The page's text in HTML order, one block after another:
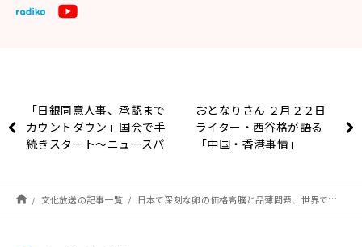
「日銀同意人事、承認まで
カウントダウン」国会で手
続きスタート～ニュースパ
記
おとなりさん ２月２２日
ライター・西谷格が語る
「中国・香港事情」
文化放送の記事一覧 日本で深刻な卵の価格高騰と品薄問題、世界では食糧危機の火種が！